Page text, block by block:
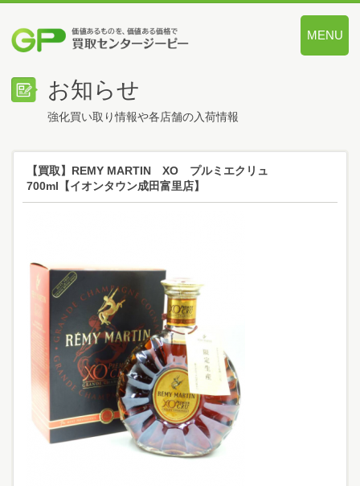
MENU
お知らせ
強化買い取り情報や各店舗の入荷情報
【買取】REMY MARTIN XO プルミエクリュ
700ml【イオンタウン成田富里店】